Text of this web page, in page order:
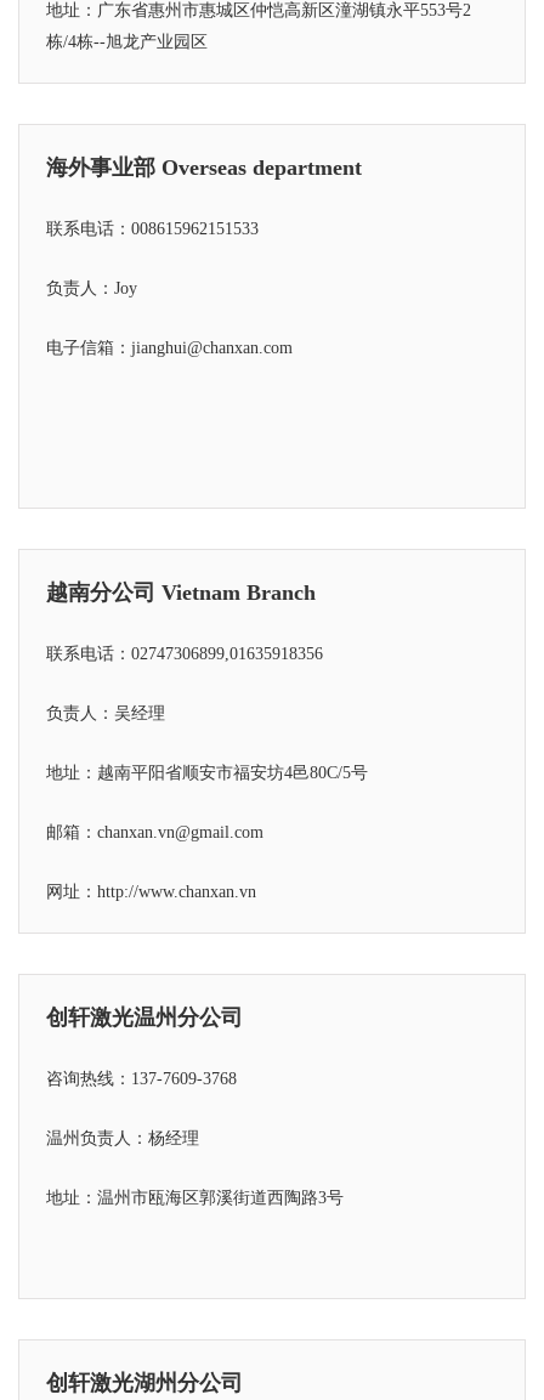
地址：广东省惠州市惠城区仲恺高新区潼湖镇永平553号2
栋/4栋--旭龙产业园区
海外事业部 Overseas department
联系电话：008615962151533
负责人：Joy
电子信箱：jianghui@chanxan.com
越南分公司 Vietnam Branch
联系电话：02747306899,01635918356
负责人：吴经理
地址：越南平阳省顺安市福安坊4邑80C/5号
邮箱：chanxan.vn@gmail.com
网址：http://www.chanxan.vn
创轩激光温州分公司
咨询热线：137-7609-3768
温州负责人：杨经理
地址：温州市瓯海区郭溪街道西陶路3号
创轩激光湖州分公司